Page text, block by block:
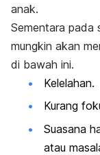
anak.
Sementara pada
mungkin akan
di bawah ini.
Kelelahan.
Kurang
Suasana
atau